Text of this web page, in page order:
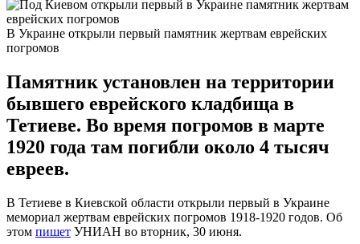
В Украине открыли первый памятник жертвам еврейских
погромов
Памятник установлен на территории
бывшего еврейского кладбища в
Тетиеве. Во время погромов в марте
1920 года там погибли около 4 тысяч
евреев.
В Тетиеве в Киевской области открыли первый в Украине
мемориал жертвам еврейских погромов 1918-1920 годов. Об
этом пишет УНИАН во вторник, 30 июня.